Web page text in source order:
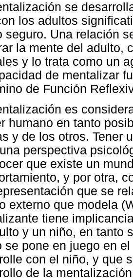
se
los adultos
seguro. Una relación
la mente del adulto,
y lo trata como un
de mentalizar
de Función
es
humano en tanto
y de los otros. Tener
perspectiva
que existe un
y por otra,
que se
externo que modela
tiene
y un niño, en tanto
se pone en juego en
con el niño, y que
de la